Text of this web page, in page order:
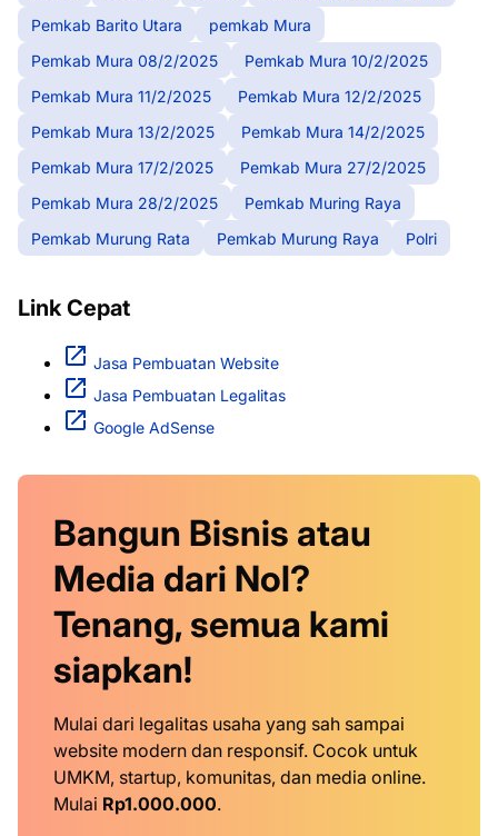
Pemkab Barito Utara
pemkab Mura
Pemkab Mura 08/2/2025
Pemkab Mura 10/2/2025
Pemkab Mura 11/2/2025
Pemkab Mura 12/2/2025
Pemkab Mura 13/2/2025
Pemkab Mura 14/2/2025
Pemkab Mura 17/2/2025
Pemkab Mura 27/2/2025
Pemkab Mura 28/2/2025
Pemkab Muring Raya
Pemkab Murung Rata
Pemkab Murung Raya Polri
Link Cepat
Jasa Pembuatan Website
Jasa Pembuatan Legalitas
Google AdSense
Bangun Bisnis atau
Media dari Nol?
Tenang, semua kami
siapkan!
Mulai dari legalitas usaha yang sah sampai
website modern dan responsif. Cocok untuk
UMKM, startup, komunitas, dan media online.
Mulai Rp1.000.000.